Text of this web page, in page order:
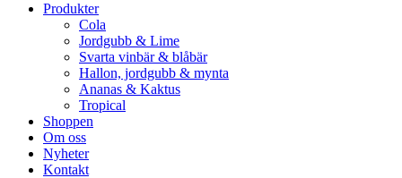
Produkter
Cola
Jordgubb & Lime
Svarta vinbär & blåbär
Hallon, jordgubb & mynta
Ananas & Kaktus
Tropical
Shoppen
Om oss
Nyheter
Kontakt